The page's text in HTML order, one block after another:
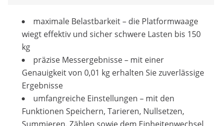
maximale Belastbarkeit – die Platformwaage
wiegt effektiv und sicher schwere Lasten bis 150
kg
präzise Messergebnisse – mit einer
Genauigkeit von 0,01 kg erhalten Sie zuverlässige
Ergebnisse
umfangreiche Einstellungen – mit den
Funktionen Speichern, Tarieren, Nullsetzen,